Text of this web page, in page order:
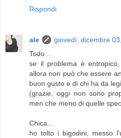
Rispondi
ale
giovedì, dicembre
Todo...
se il problema è
allora non può che essere
buon gusto e di chi ha da
(grazie, oggi non sono
men che meno di quelle
Chica...
ho tolto i bigodini, messo